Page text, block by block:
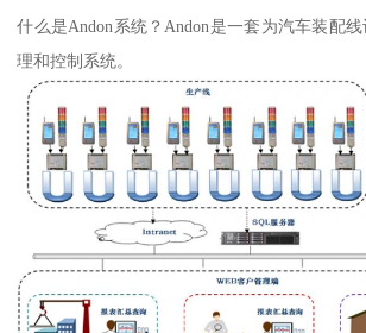
什么是Andon系统？Andon是一套为汽车装配
理和控制系统。